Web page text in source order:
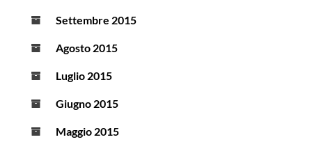
Settembre 2015
Agosto 2015
Luglio 2015
Giugno 2015
Maggio 2015